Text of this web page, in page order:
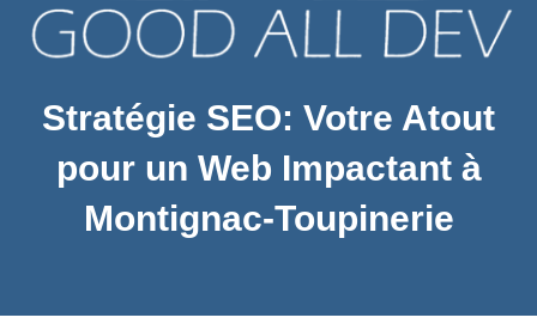
Stratégie SEO: Votre Atout
pour un Web Impactant à
Montignac-Toupinerie